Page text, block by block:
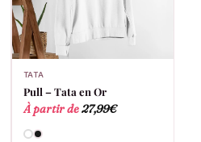
TATA
Pull – Tata en Or
À partir de27,99€